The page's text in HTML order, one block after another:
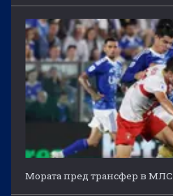
Мората пред трансфер в МЛС